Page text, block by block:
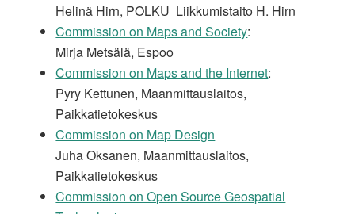
Helinä Hirn, POLKU  Liikkumistaito H. Hirn
Commission on Maps and Society:
Mirja Metsälä, Espoo
Commission on Maps and the Internet:
Pyry Kettunen, Maanmittauslaitos,
Paikkatietokeskus
Commission on Map Design
Juha Oksanen, Maanmittauslaitos,
Paikkatietokeskus
Commission on Open Source Geospatial